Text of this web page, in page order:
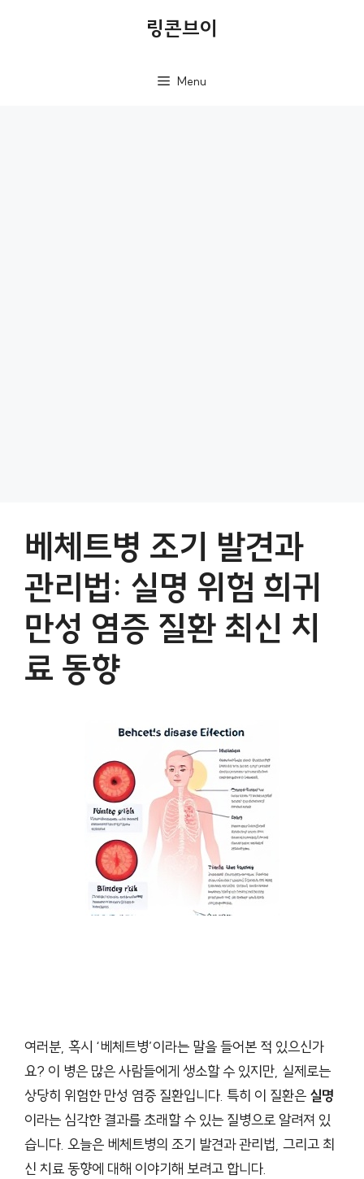
링콘브이
Menu
베체트병 조기 발견과
관리법: 실명 위험 희귀
만성 염증 질환 최신 치
료 동향
여러분, 혹시 ‘베체트병’이라는 말을 들어본 적 있으신가
요? 이 병은 많은 사람들에게 생소할 수 있지만, 실제로는
상당히 위험한 만성 염증 질환입니다. 특히 이 질환은 실명
이라는 심각한 결과를 초래할 수 있는 질병으로 알려져 있
습니다. 오늘은 베체트병의 조기 발견과 관리법, 그리고 최
신 치료 동향에 대해 이야기해 보려고 합니다.